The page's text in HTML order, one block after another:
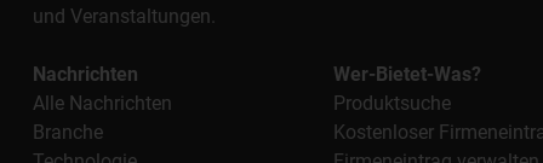
und Veranstaltungen.
Nachrichten
Alle Nachrichten
Branche
Wer-Bietet-Was?
Produktsuche
Kostenloser